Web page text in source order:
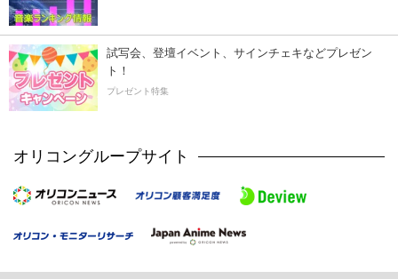
試写会、登壇イベント、サインチェキなどプレゼン
ト！
プレゼント特集
オリコングループサイト